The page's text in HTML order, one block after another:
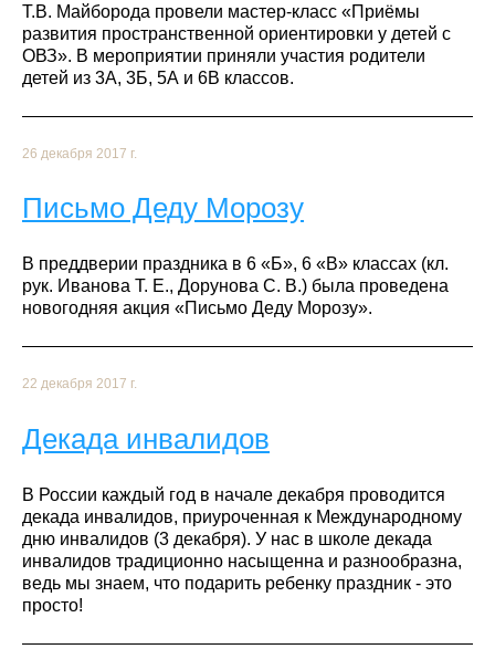
Т.В. Майборода провели мастер-класс «Приёмы
развития пространственной ориентировки у детей с
ОВЗ». В мероприятии приняли участия родители
детей из 3А, 3Б, 5А и 6В классов.
26 декабря 2017 г.
Письмо Деду Морозу
В преддверии праздника в 6 «Б», 6 «В» классах (кл.
рук. Иванова Т. Е., Дорунова С. В.) была проведена
новогодняя акция «Письмо Деду Морозу».
22 декабря 2017 г.
Декада инвалидов
В России каждый год в начале декабря проводится
декада инвалидов, приуроченная к Международному
дню инвалидов (3 декабря). У нас в школе декада
инвалидов традиционно насыщенна и разнообразна,
ведь мы знаем, что подарить ребенку праздник - это
просто!